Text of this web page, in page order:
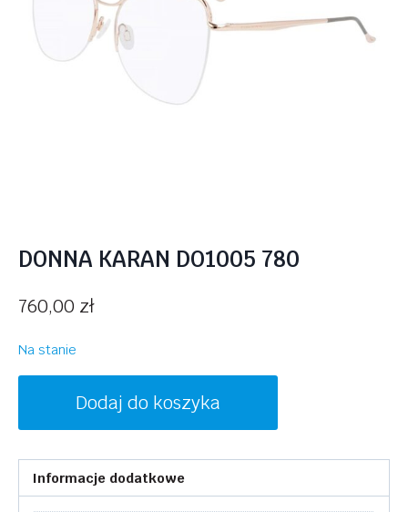
DONNA KARAN DO1005 780
760,00 zł
Na stanie
KARAN
DO1005
780
Dodaj do koszyka
Informacje dodatkowe